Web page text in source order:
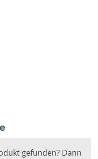
gefunden? Dann